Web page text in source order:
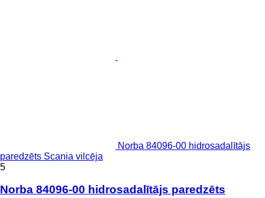
Norba 84096-00 hidrosadalītājs
paredzēts Scania vilcēja
5
Norba 84096-00 hidrosadalītājs paredzēts